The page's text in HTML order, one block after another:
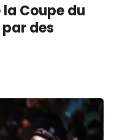
Coupe du
des